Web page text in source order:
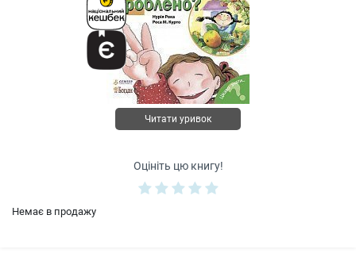
Читати уривок
Оцініть цю книгу!
Немає в продажу